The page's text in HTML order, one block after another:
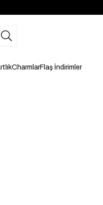
CharmlarFlaş İndirimler